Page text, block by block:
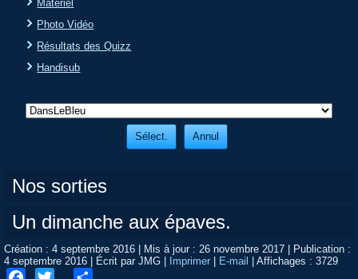
Matériel
Photo Vidéo
Résultats des Quizz
Handisub
Nos sorties
Un dimanche aux épaves.
Création : 4 septembre 2016 | Mis à jour : 26 novembre 2017 | Publication :
4 septembre 2016 | Écrit par JMG | Imprimer | E-mail |Affichages : 3729